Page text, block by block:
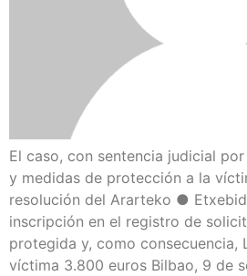
El caso, con sen­ten­cia judi­cial
y medi­das de pro­tec­ción a la
reso­lu­ción del Arar­te­ko ●
ins­crip­ción en el regis­tro de
pro­te­gi­da y, como con­se­cuen­cia,
víc­ti­ma 3.800 euros Bil­bao, 9 de